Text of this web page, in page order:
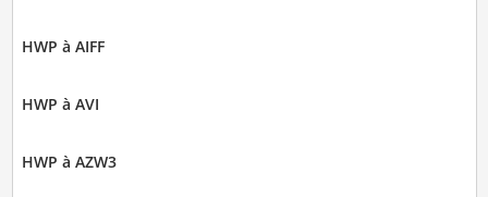
HWP à AIFF
HWP à AVI
HWP à AZW3